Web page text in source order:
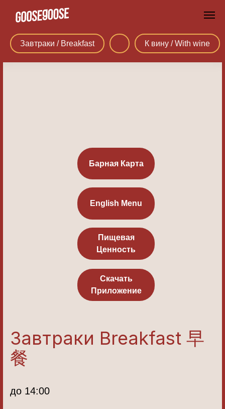
Завтраки / Breakfast К вину / With wine
Пищевая
Ценность
Скачать
Приложение
Барная Карта
English Menu
Завтраки Breakfast 早
餐
до 14:00